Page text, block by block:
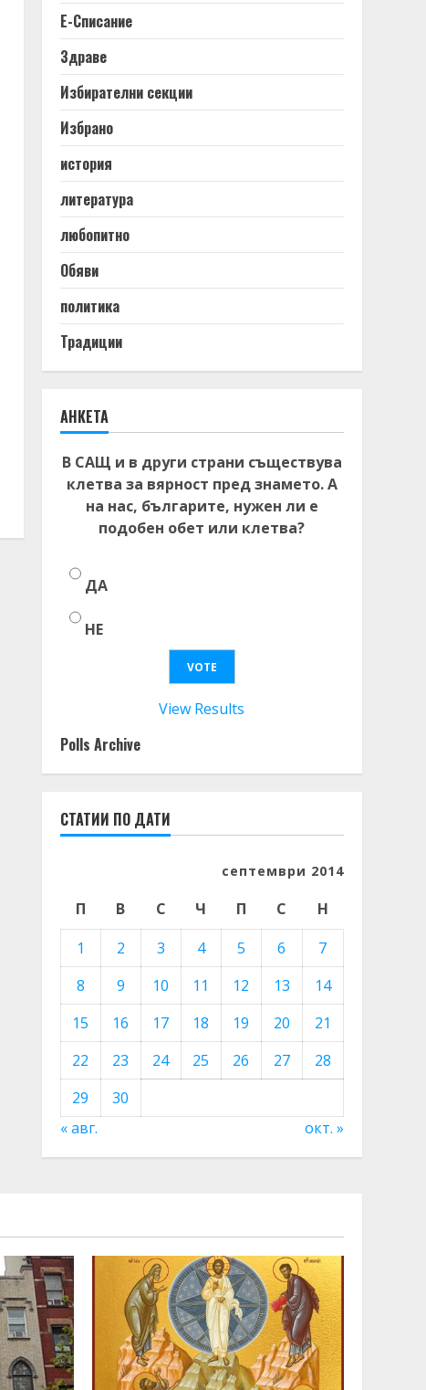
Е-Списание
Здраве
Избирателни секции
Избрано
история
литература
любопитно
Обяви
политика
Традиции
АНКЕТА
В САЩ и в други страни съществува
клетва за вярност пред знамето. А
на нас, българите, нужен ли е
подобен обет или клетва?
ДА
НЕ
View Results
Polls Archive
СТАТИИ ПО ДАТИ
септември 2014
П В С Ч П С
Н
1
2 3 4 5 6
7
8
9 10 11 12 13
14
15
16 17 18 19 20
21
22
23 24 25 26 27
28
29
30
« авг.
окт. »